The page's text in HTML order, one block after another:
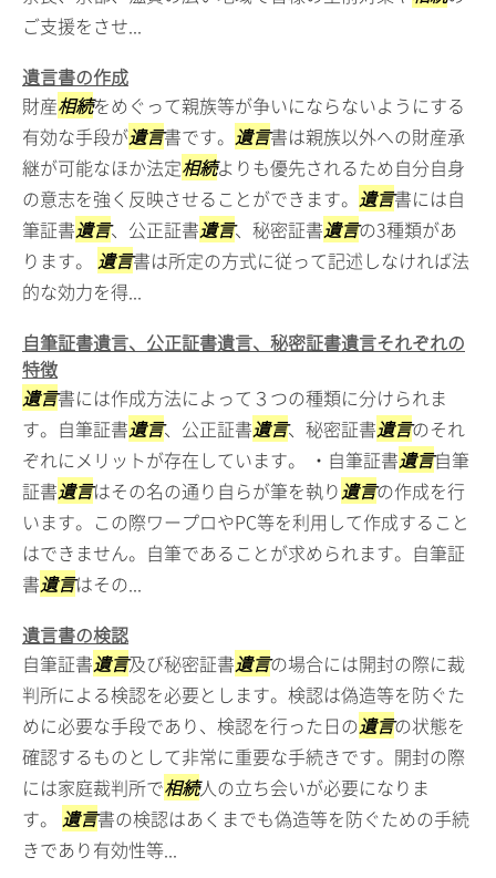
ご支援をさせ...
遺言書の作成
財産相続をめぐって親族等が争いにならないようにする
有効な手段が遺言書です。 遺言書は親族以外への財産承
継が可能なほか法定相続よりも優先されるため自分自身
の意志を強く反映させることができます。 遺言書には自
筆証書遺言、公正証書遺言、秘密証書遺言の3種類があ
ります。 遺言書は所定の方式に従って記述しなければ法
的な効力を得...
自筆証書遺言、公正証書遺言、秘密証書遺言それぞれの
特徴
遺言書には作成方法によって３つの種類に分けられま
す。自筆証書遺言、公正証書遺言、秘密証書遺言のそれ
ぞれにメリットが存在しています。 ・自筆証書遺言自筆
証書遺言はその名の通り自らが筆を執り 遺言の作成を行
います。この際ワープロやPC等を利用して作成すること
はできません。自筆であることが求められます。自筆証
書遺言はその...
遺言書の検認
自筆証書遺言及び秘密証書遺言の場合には開封の際に裁
判所による検認を必要とします。検認は偽造等を防ぐた
めに必要な手段であり、検認を行った日の遺言の状態を
確認するものとして非常に重要な手続きです。開封の際
には家庭裁判所で相続人の立ち会いが必要になりま
す。 遺言書の検認はあくまでも偽造等を防ぐための手続
きであり有効性等...